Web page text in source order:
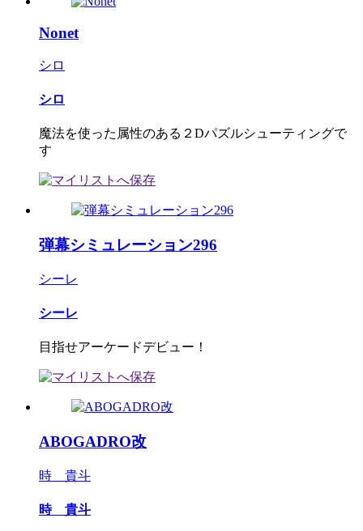
Nonet
シロ
シロ
魔法を使った属性のある２Dパズルシューティングで
す
弾幕シミュレーション296
シーレ
シーレ
目指せアーケードデビュー！
ABOGADRO改
時 貴斗
時 貴斗